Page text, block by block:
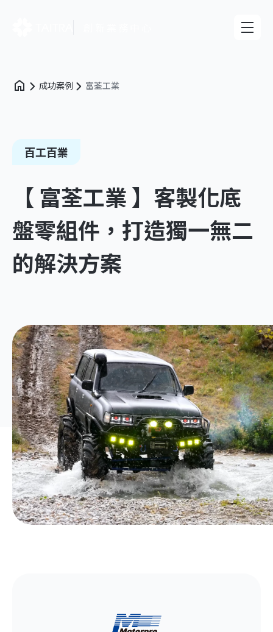
成功案例 富荃工業
百工百業
【 富荃工業 】客製化底
盤零組件，打造獨一無二
的解決方案